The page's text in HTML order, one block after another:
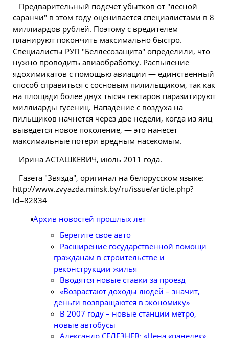
Предварительный подсчет убытков от "лесной
саранчи" в этом году оценивается специалистами в 8
миллиардов рублей. Поэтому с вредителем
планируют покончить максимально быстро.
Специалисты РУП "Беллесозащита" определили, что
нужно проводить авиаобработку. Распыление
ядохимикатов с помощью авиации — единственный
способ справиться с сосновым пилильщиком, так как
на площади более двух тысяч гектаров паразитируют
миллиарды гусениц. Нападение с воздуха на
пильщиков начнется через две недели, когда из яиц
выведется новое поколение, — это нанесет
максимальные потери вредным насекомым.
Ирина АСТАШКЕВИЧ, июль 2011 года.
Газета "Звязда", оригинал на белорусском языке:
http://www.zvyazda.minsk.by/ru/issue/article.php?
id=82834
Архив новостей прошлых лет
Берегите свое авто
Расширение государственной помощи
гражданам в строительстве и
реконструкции жилья
Вводятся новые ставки за проезд
«Возрастают доходы людей – значит,
деньги возвращаются в экономику»
В 2007 году – новые станции метро,
новые автобусы
Александр СЕЛЕЗНЕВ: «Цена «панелек»